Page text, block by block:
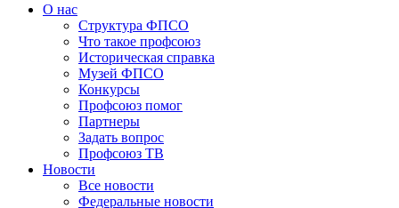
О нас
Структура ФПСО
Что такое профсоюз
Историческая справка
Музей ФПСО
Конкурсы
Профсоюз помог
Партнеры
Задать вопрос
Профсоюз ТВ
Новости
Все новости
Федеральные новости